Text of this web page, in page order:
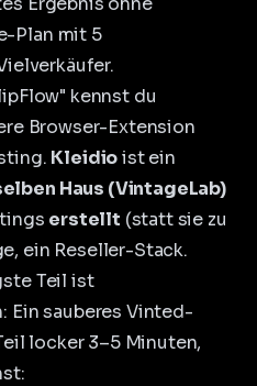
Plan mit 5
kennst du
Browser-Extension
. Kleidioist ein
Haus (VintageLab)
erstellt (statt sie zu
ein Reseller-Stack.
Teil ist
Ein sauberes Vinted-
locker 3–5 Minuten,